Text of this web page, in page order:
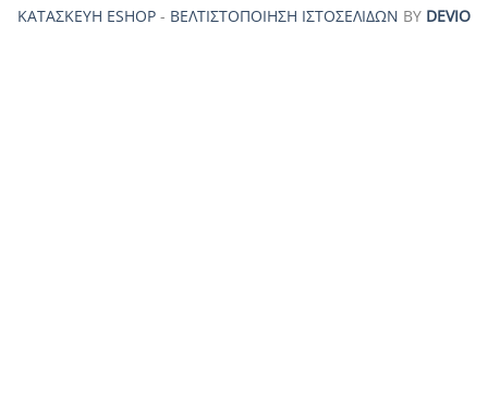
ΚΑΤΑΣΚΕΥΗ ESHOP - ΒΕΛΤΙΣΤΟΠΟΙΗΣΗ ΙΣΤΟΣΕΛΙΔΩΝ ΒΥ DEVIO